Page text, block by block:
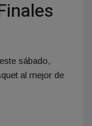
sábado,
al mejor de